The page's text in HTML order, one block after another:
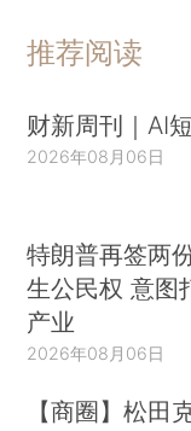
推荐阅读
财新周刊｜AI
2026年08月06日
特朗普再签两
生公民权 意图
产业
2026年08月06日
【商圈】松田